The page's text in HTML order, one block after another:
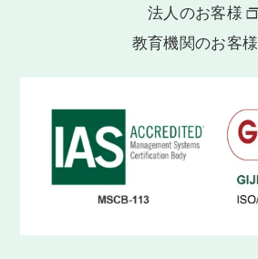
法人のお客様
教育機関のお客様